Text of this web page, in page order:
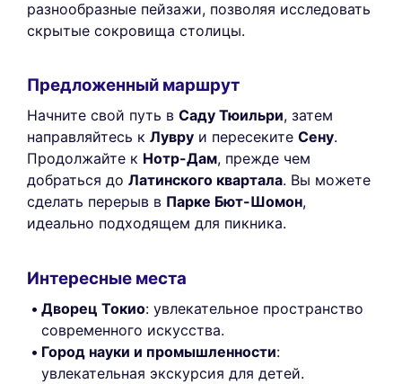
разнообразные пейзажи, позволяя исследовать
скрытые сокровища столицы.
Предложенный маршрут
Начните свой путь в Саду Тюильри, затем
направляйтесь к Лувру и пересеките Сену.
Продолжайте к Нотр-Дам, прежде чем
добраться до Латинского квартала. Вы можете
сделать перерыв в Парке Бют-Шомон,
идеально подходящем для пикника.
Интересные места
Дворец Токио: увлекательное пространство
современного искусства.
Город науки и промышленности:
увлекательная экскурсия для детей.